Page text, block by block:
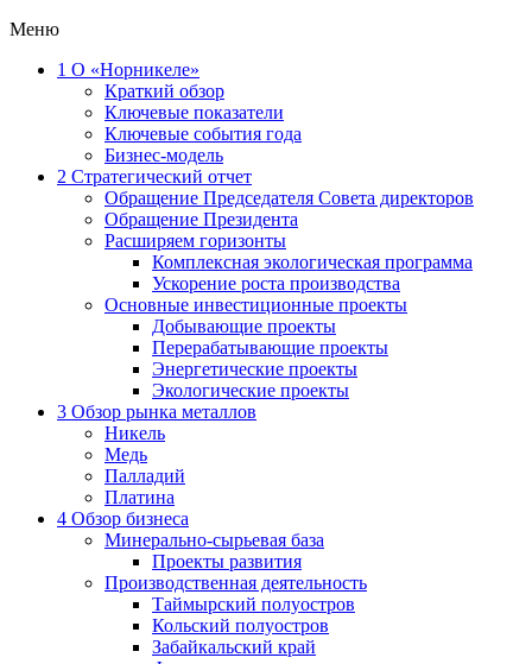
Меню
1 О «Норникеле»
Краткий обзор
Ключевые показатели
Ключевые события года
Бизнес-модель
2 Стратегический отчет
Обращение Председателя Совета директоров
Обращение Президента
Расширяем горизонты
Комплексная экологическая программа
Ускорение роста производства
Основные инвестиционные проекты
Добывающие проекты
Перерабатывающие проекты
Энергетические проекты
Экологические проекты
3 Обзор рынка металлов
Никель
Медь
Палладий
Платина
4 Обзор бизнеса
Минерально-сырьевая база
Проекты развития
Производственная деятельность
Таймырский полуостров
Кольский полуостров
Забайкальский край